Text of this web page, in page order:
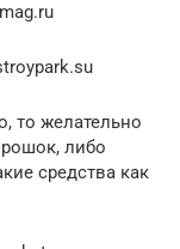
то желательно
либо
средства как